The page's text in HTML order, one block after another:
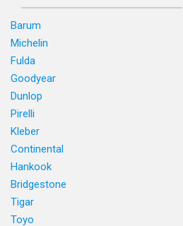
Barum
Michelin
Fulda
Goodyear
Dunlop
Pirelli
Kleber
Continental
Hankook
Bridgestone
Tigar
Toyo